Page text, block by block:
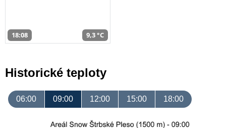
18:08 9,3 °C
Historické teploty
06:00 09:00 12:00 15:00 18:00